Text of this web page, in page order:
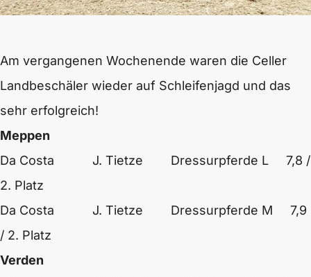
Am vergangenen Wochenende waren die Celler
Landbeschäler wieder auf Schleifenjagd und das
sehr erfolgreich!
Meppen
Da Costa J. Tietze Dressurpferde L 7,8 /
2. Platz
Da Costa J. Tietze Dressurpferde M 7,9
/ 2. Platz
Verden